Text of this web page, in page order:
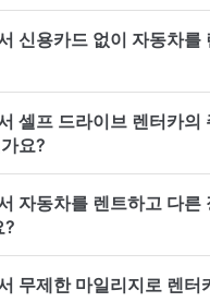
신용카드 없이 자동차를
셀프 드라이브 렌터카의
요?
자동차를 렌트하고 다른
?
무제한 마일리지로 렌터